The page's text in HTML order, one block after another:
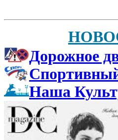
Дорожное
Наша